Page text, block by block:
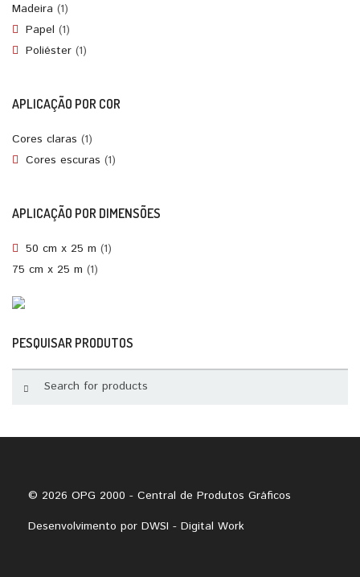
Madeira (1)
Papel (1)
Poliéster (1)
APLICAÇÃO POR COR
Cores claras (1)
Cores escuras (1)
APLICAÇÃO POR DIMENSÕES
50 cm x 25 m (1)
75 cm x 25 m (1)
PESQUISAR PRODUTOS
© 2026 OPG 2000 - Central de Produtos Gráficos
Desenvolvimento por DWSI - Digital Work